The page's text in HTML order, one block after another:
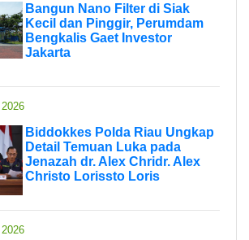
Bangun Nano Filter di Siak
Kecil dan Pinggir, Perumdam
Bengkalis Gaet Investor
Jakarta
Biddokkes Polda Riau Ungkap
Detail Temuan Luka pada
Jenazah dr. Alex Chridr. Alex
Christo Lorissto Loris